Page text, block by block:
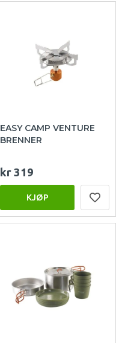
EASY CAMP VENTURE
BRENNER
kr 319
KJØP